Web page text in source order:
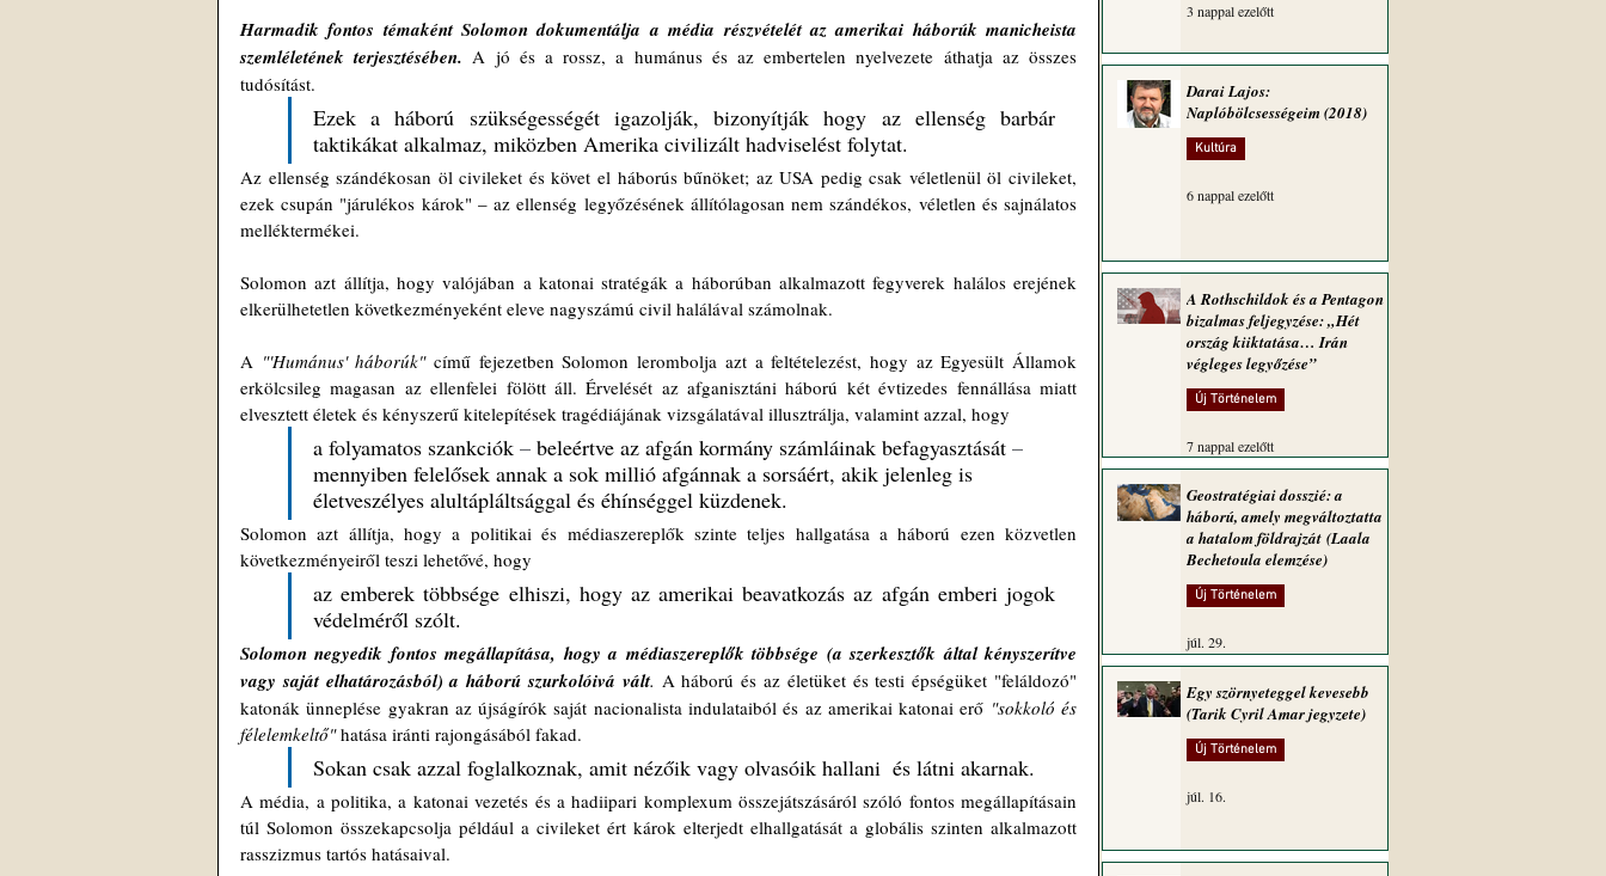
Harmadik fontos témaként Solomon dokumentálja a média részvételét az amerikai háborúk manicheista
szemléletének terjesztésében. A jó és a rossz, a humánus és az embertelen nyelvezete áthatja az összes
tudósítást.
Ezek a háború szükségességét igazolják, bizonyítják hogy az ellenség barbár
taktikákat alkalmaz, miközben Amerika civilizált hadviselést folytat.
Az ellenség szándékosan öl civileket és követ el háborús bűnöket; az USA pedig csak véletlenül öl civileket,
ezek csupán "járulékos károk" – az ellenség legyőzésének állítólagosan nem szándékos, véletlen és sajnálatos
melléktermékei.
Solomon azt állítja, hogy valójában a katonai stratégák a háborúban alkalmazott fegyverek halálos erejének
elkerülhetetlen következményeként eleve nagyszámú civil halálával számolnak.
A "'Humánus' háborúk" című fejezetben Solomon lerombolja azt a feltételezést, hogy az Egyesült Államok
erkölcsileg magasan az ellenfelei fölött áll. Érvelését az afganisztáni háború két évtizedes fennállása miatt
elvesztett életek és kényszerű kitelepítések tragédiájának vizsgálatával illusztrálja, valamint azzal, hogy
a folyamatos szankciók – beleértve az afgán kormány számláinak befagyasztását –
mennyiben felelősek annak a sok millió afgánnak a sorsáért, akik jelenleg is
életveszélyes alultápláltsággal és éhínséggel küzdenek.
Solomon azt állítja, hogy a politikai és médiaszereplők szinte teljes hallgatása a háború ezen közvetlen
következményeiről teszi lehetővé, hogy
az emberek többsége elhiszi, hogy az amerikai beavatkozás az afgán emberi jogok
védelméről szólt.
Solomon negyedik fontos megállapítása, hogy a médiaszereplők többsége (a szerkesztők által kényszerítve
vagy saját elhatározásból) a háború szurkolóivá vált. A háború és az életüket és testi épségüket "feláldozó"
katonák ünneplése gyakran az újságírók saját nacionalista indulataiból és az amerikai katonai erő "sokkoló és
félelemkeltő" hatása iránti rajongásából fakad.
Sokan csak azzal foglalkoznak, amit nézőik vagy olvasóik hallani  és látni akarnak.
A média, a politika, a katonai vezetés és a hadiipari komplexum összejátszásáról szóló fontos megállapításain
túl Solomon összekapcsolja például a civileket ért károk elterjedt elhallgatását a globális szinten alkalmazott
rasszizmus tartós hatásaival.
3 nappal ezelőtt
Darai Lajos:
Naplóbölcsességeim (2018)
Kultúra
6 nappal ezelőtt
A Rothschildok és a Pentagon
bizalmas feljegyzése: „Hét
ország kiiktatása… Irán
végleges legyőzése”
Új Történelem
7 nappal ezelőtt
Geostratégiai dosszié: a
háború, amely megváltoztatta
a hatalom földrajzát (Laala
Bechetoula elemzése)
Új Történelem
júl. 29.
Egy szörnyeteggel kevesebb
(Tarik Cyril Amar jegyzete)
Új Történelem
júl. 16.